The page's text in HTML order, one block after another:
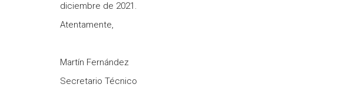
diciembre de 2021.
Atentamente,
Martín Fernández
Secretario Técnico